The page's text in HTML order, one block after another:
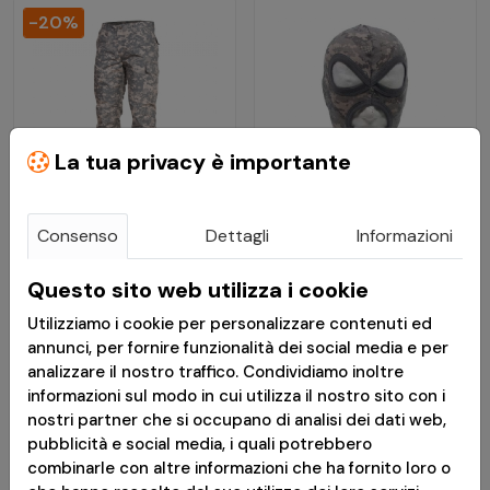
-20%
€ 35,12
€ 43,90
Pantaloni Militari BDU
2.0 Ripstop AT-Digital -
Pentagon
Disponibile
€ 7,91
Passamontagna AT
Digital 3 Fori Cotone
Consegna in 24h
La tua privacy è importante
Consenso Dettagli Informazioni
Questo sito web utilizza i cookie
Utilizziamo i cookie per personalizzare contenuti ed
annunci, per fornire funzionalità dei social media e per
analizzare il nostro traffico. Condividiamo inoltre
informazioni sul modo in cui utilizza il nostro sito con i
nostri partner che si occupano di analisi dei dati web,
pubblicità e social media, i quali potrebbero
combinarle con altre informazioni che ha fornito loro o